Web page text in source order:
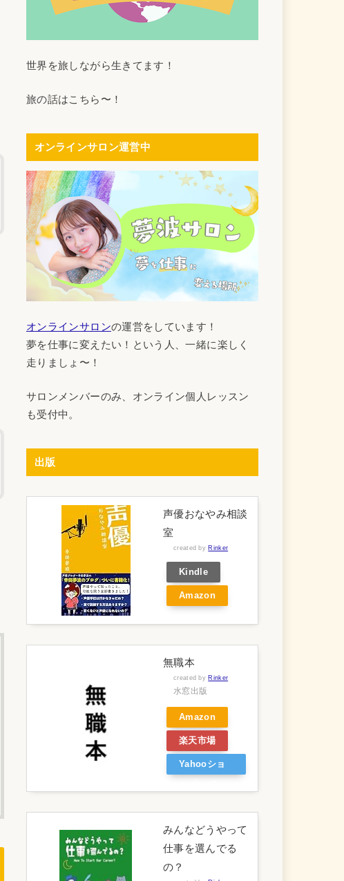
世界を旅しながら生きてます！
旅の話はこちら〜！
オンラインサロン運営中
オンラインサロンの運営をしています！
夢を仕事に変えたい！という人、一緒に楽しく
走りましょ〜！
サロンメンバーのみ、オンライン個人レッスン
も受付中。
出版
声優おなやみ相談
室
created by Rinker
Kindle
Amazon
無職本
created by Rinker
水窓出版
Amazon
楽天市場
Yahooショ
みんなどうやって
仕事を選んでる
の？